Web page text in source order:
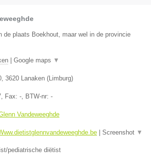
de plaats Boekhout, maar wel in de provincie
Google maps ▼
, 3620 Lanaken (Limburg)
, Fax: -, BTW-nr: -
Vandeweeghde
Screenshot ▼
pediatrische diëtist